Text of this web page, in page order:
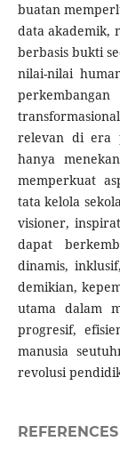
buatan
data akademik,
berbasis bukti
nilai-nilai
relevan di era
hanya
memperkuat
tata kelola
visioner,
dapat
dinamis,
demikian,
utama dalam
progresif,
manusia
revolusi
REFERENCES